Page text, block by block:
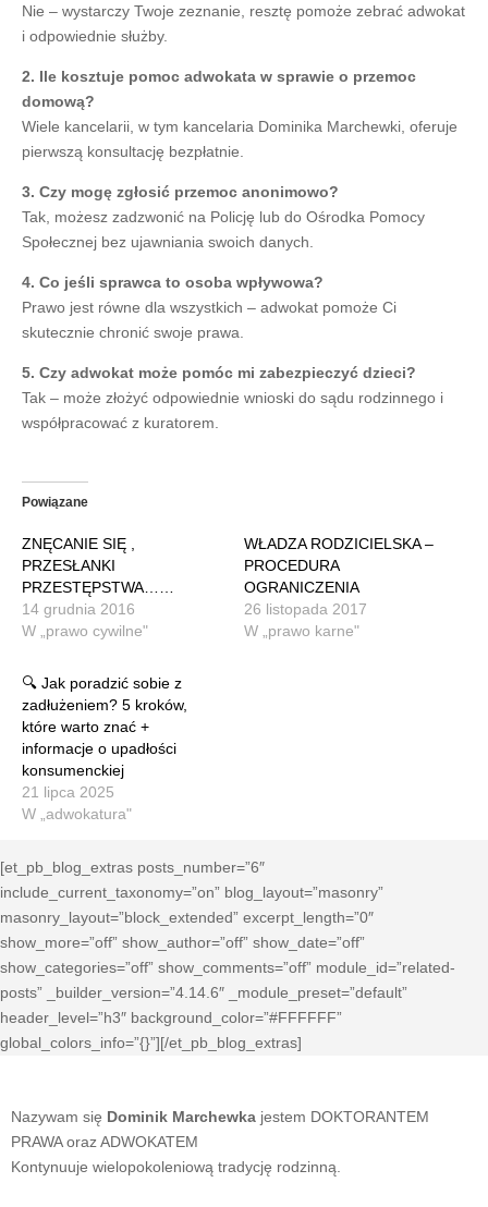
Nazywam się Dominik Marchewka jestem DOKTORANTEM
PRAWA oraz ADWOKATEM
Kontynuuje wielopokoleniową tradycję rodzinną.
Nie – wystarczy Twoje zeznanie, resztę pomoże zebrać adwokat
i odpowiednie służby.
2. Ile kosztuje pomoc adwokata w sprawie o przemoc
domową?
Wiele kancelarii, w tym kancelaria Dominika Marchewki, oferuje
pierwszą konsultację bezpłatnie.
3. Czy mogę zgłosić przemoc anonimowo?
Tak, możesz zadzwonić na Policję lub do Ośrodka Pomocy
Społecznej bez ujawniania swoich danych.
4. Co jeśli sprawca to osoba wpływowa?
Prawo jest równe dla wszystkich – adwokat pomoże Ci
skutecznie chronić swoje prawa.
5. Czy adwokat może pomóc mi zabezpieczyć dzieci?
Tak – może złożyć odpowiednie wnioski do sądu rodzinnego i
współpracować z kuratorem.
Powiązane
ZNĘCANIE SIĘ ,
PRZESŁANKI
PRZESTĘPSTWA……
14 grudnia 2016
W „prawo cywilne"
WŁADZA RODZICIELSKA –
PROCEDURA
OGRANICZENIA
26 listopada 2017
W „prawo karne"
🔍 Jak poradzić sobie z
zadłużeniem? 5 kroków,
które warto znać +
informacje o upadłości
konsumenckiej
21 lipca 2025
W „adwokatura"
[et_pb_blog_extras posts_number=”6″
include_current_taxonomy=”on” blog_layout=”masonry”
masonry_layout=”block_extended” excerpt_length=”0″
show_more=”off” show_author=”off” show_date=”off”
show_categories=”off” show_comments=”off” module_id=”related-
posts” _builder_version=”4.14.6″ _module_preset=”default”
header_level=”h3″ background_color=”#FFFFFF”
global_colors_info=”{}”][/et_pb_blog_extras]